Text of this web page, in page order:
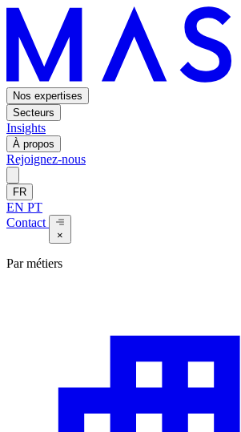
Nos expertises
Secteurs
Insights
À propos
Rejoignez-nous
FR
EN PT
Contact
×
Par métiers